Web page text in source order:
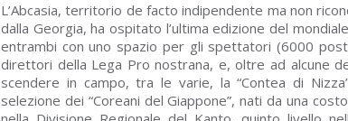
L’Abcasia, territorio de facto indipendente ma non
dalla Georgia, ha ospitato l’ultima edizione del
entrambi con uno spazio per gli spettatori (6000
direttori della Lega Pro nostrana, e, oltre ad alcune
scendere in campo, tra le varie, la “Contea di
selezione dei “Coreani del Giappone”, nati da una